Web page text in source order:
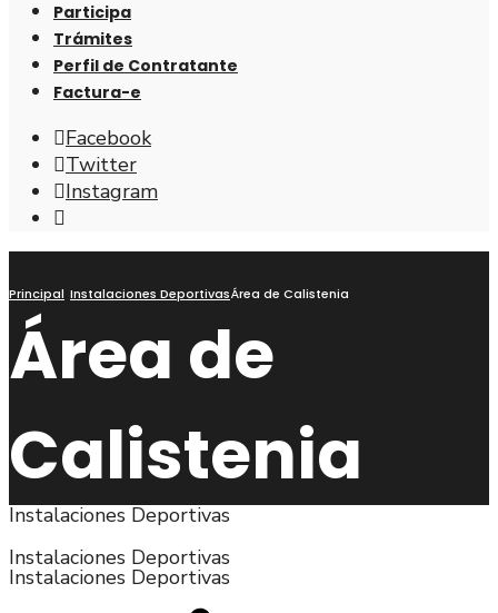
Participa
Trámites
Perfil de Contratante
Factura-e
Facebook
Twitter
Instagram
búsqueda
Principal Instalaciones DeportivasÁrea de Calistenia
Área de
Calistenia
Instalaciones Deportivas​
Instalaciones Deportivas
Instalaciones Deportivas